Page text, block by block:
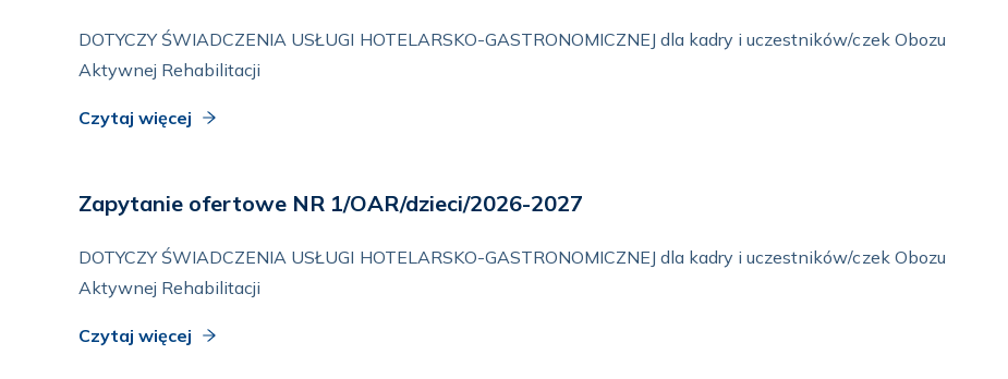
DOTYCZY ŚWIADCZENIA USŁUGI HOTELARSKO-GASTRONOMICZNEJ dla kadry i uczestników/czek Obozu
Aktywnej Rehabilitacji
Czytaj więcej
Zapytanie ofertowe NR 1/OAR/dzieci/2026-2027
DOTYCZY ŚWIADCZENIA USŁUGI HOTELARSKO-GASTRONOMICZNEJ dla kadry i uczestników/czek Obozu
Aktywnej Rehabilitacji
Czytaj więcej